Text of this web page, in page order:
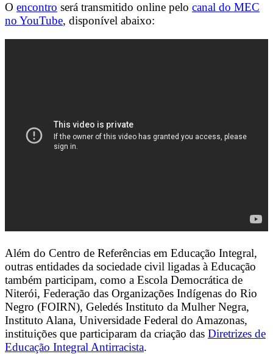
O encontro será transmitido online pelo canal do MEC
no YouTube, disponível abaixo:
Além do Centro de Referências em Educação Integral,
outras entidades da sociedade civil ligadas à Educação
também participam, como a Escola Democrática de
Niterói, Federação das Organizações Indígenas do Rio
Negro (FOIRN), Geledés Instituto da Mulher Negra,
Instituto Alana, Universidade Federal do Amazonas,
instituições que participaram da criação das Diretrizes de
Educação Integral Antirracista.